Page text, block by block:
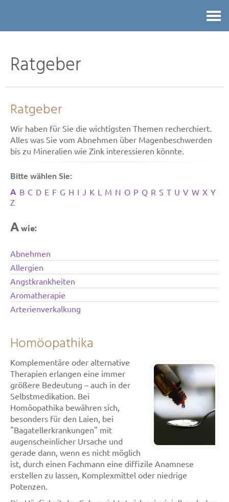
Ratgeber
Ratgeber
Wir haben für Sie die wichtigsten Themen recherchiert.
Alles was Sie vom Abnehmen über Magenbeschwerden
bis zu Mineralien wie Zink interessieren könnte.
Bitte wählen Sie:
A B C D E F G H I J K L M N O P Q R S T U V W X Y
Z
Awie:
Abnehmen
Allergien
Angstkrankheiten
Aromatherapie
Arterienverkalkung
Homöopathika
Komplementäre oder alternative
Therapien erlangen eine immer
größere Bedeutung – auch in der
Selbstmedikation. Bei
Homöopathika bewähren sich,
besonders für den Laien, bei
"Bagatellerkrankungen" mit
augenscheinlicher Ursache und
gerade dann, wenn es nicht möglich
ist, durch einen Fachmann eine diffizile Anamnese
erstellen zu lassen, Komplexmittel oder niedrige
Potenzen.